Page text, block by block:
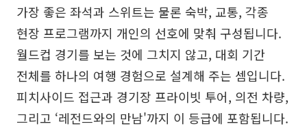
가장 좋은 좌석과 스위트는 물론 숙박, 교통, 각종
현장 프로그램까지 개인의 선호에 맞춰 구성됩니다.
월드컵 경기를 보는 것에 그치지 않고, 대회 기간
전체를 하나의 여행 경험으로 설계해 주는 셈입니다.
피치사이드 접근과 경기장 프라이빗 투어, 의전 차량,
그리고 ‘레전드와의 만남'까지 이 등급에 포함됩니다.